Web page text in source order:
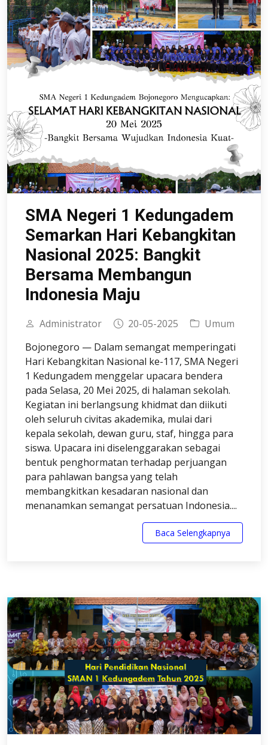
SMA Negeri 1 Kedungadem
Semarkan Hari Kebangkitan
Nasional 2025: Bangkit
Bersama Membangun
Indonesia Maju
Administrator 20-05-2025
Umum
Bojonegoro — Dalam semangat memperingati
Hari Kebangkitan Nasional ke-117, SMA Negeri
1 Kedungadem menggelar upacara bendera
pada Selasa, 20 Mei 2025, di halaman sekolah.
Kegiatan ini berlangsung khidmat dan diikuti
oleh seluruh civitas akademika, mulai dari
kepala sekolah, dewan guru, staf, hingga para
siswa. Upacara ini diselenggarakan sebagai
bentuk penghormatan terhadap perjuangan
para pahlawan bangsa yang telah
membangkitkan kesadaran nasional dan
menanamkan semangat persatuan Indonesia....
Baca Selengkapnya